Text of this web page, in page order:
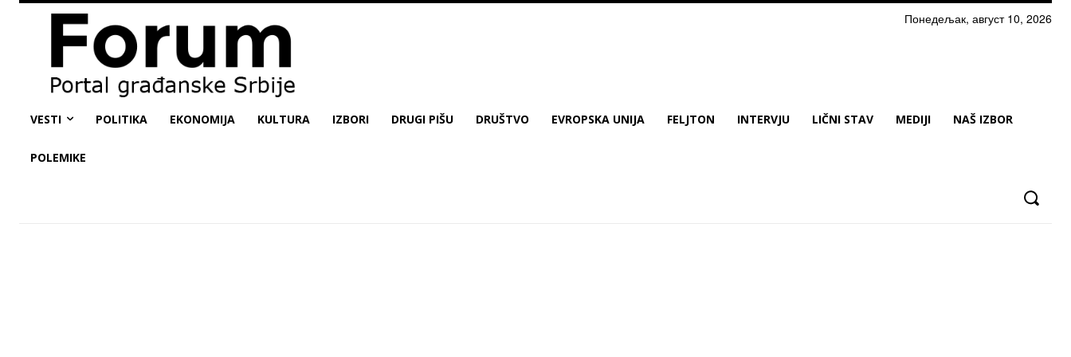
Понедељак, август 10, 2026
VESTI POLITIKA EKONOMIJA KULTURA IZBORI DRUGI PIŠU DRUŠTVO EVROPSKA UNIJA FELJTON INTERVJU LIČNI STAV MEDIJI NAŠ IZBOR
POLEMIKE